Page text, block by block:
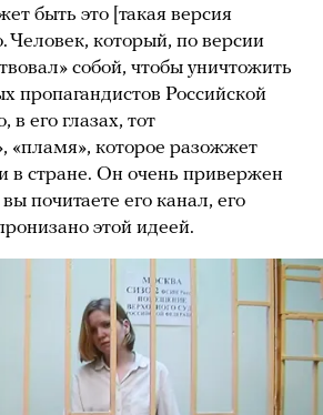
быть это [такая версия
Человек, который, по версии
собой, чтобы уничтожить
пропагандистов Российской
его глазах, тот
«пламя», которое разожжет
в стране. Он очень привержен
почитаете его канал, его
этой идеей.